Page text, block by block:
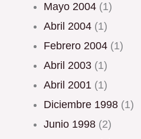
mayo 2004 (1)
abril 2004 (1)
febrero 2004 (1)
abril 2003 (1)
abril 2001 (1)
diciembre 1998 (1)
junio 1998 (2)